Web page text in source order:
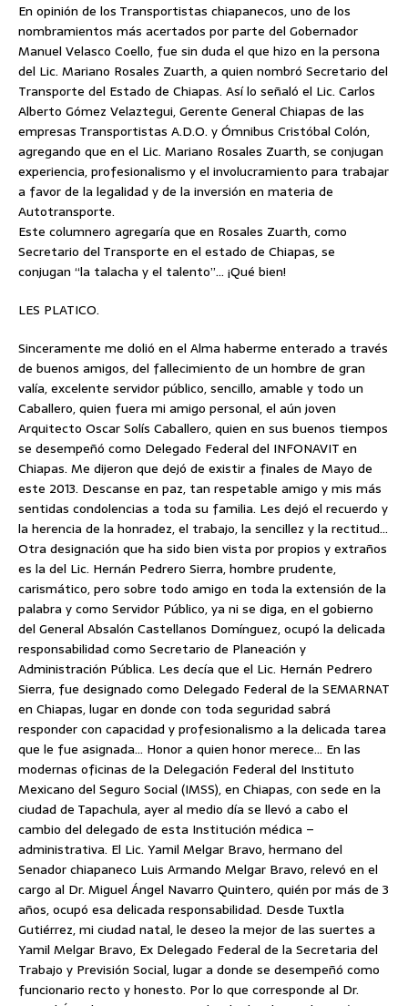
En opinión de los Transportistas chiapanecos, uno de los
nombramientos más acertados por parte del Gobernador
Manuel Velasco Coello, fue sin duda el que hizo en la persona
del Lic. Mariano Rosales Zuarth, a quien nombró Secretario del
Transporte del Estado de Chiapas. Así lo señaló el Lic. Carlos
Alberto Gómez Velaztegui, Gerente General Chiapas de las
empresas Transportistas A.D.O. y Ómnibus Cristóbal Colón,
agregando que en el Lic. Mariano Rosales Zuarth, se conjugan
experiencia, profesionalismo y el involucramiento para trabajar
a favor de la legalidad y de la inversión en materia de
Autotransporte.
Este columnero agregaría que en Rosales Zuarth, como
Secretario del Transporte en el estado de Chiapas, se
conjugan “la talacha y el talento”… ¡Qué bien!
LES PLATICO.
Sinceramente me dolió en el Alma haberme enterado a través
de buenos amigos, del fallecimiento de un hombre de gran
valía, excelente servidor público, sencillo, amable y todo un
Caballero, quien fuera mi amigo personal, el aún joven
Arquitecto Oscar Solís Caballero, quien en sus buenos tiempos
se desempeñó como Delegado Federal del INFONAVIT en
Chiapas. Me dijeron que dejó de existir a finales de Mayo de
este 2013. Descanse en paz, tan respetable amigo y mis más
sentidas condolencias a toda su familia. Les dejó el recuerdo y
la herencia de la honradez, el trabajo, la sencillez y la rectitud…
Otra designación que ha sido bien vista por propios y extraños
es la del Lic. Hernán Pedrero Sierra, hombre prudente,
carismático, pero sobre todo amigo en toda la extensión de la
palabra y como Servidor Público, ya ni se diga, en el gobierno
del General Absalón Castellanos Domínguez, ocupó la delicada
responsabilidad como Secretario de Planeación y
Administración Pública. Les decía que el Lic. Hernán Pedrero
Sierra, fue designado como Delegado Federal de la SEMARNAT
en Chiapas, lugar en donde con toda seguridad sabrá
responder con capacidad y profesionalismo a la delicada tarea
que le fue asignada… Honor a quien honor merece… En las
modernas oficinas de la Delegación Federal del Instituto
Mexicano del Seguro Social (IMSS), en Chiapas, con sede en la
ciudad de Tapachula, ayer al medio día se llevó a cabo el
cambio del delegado de esta Institución médica –
administrativa. El Lic. Yamil Melgar Bravo, hermano del
Senador chiapaneco Luis Armando Melgar Bravo, relevó en el
cargo al Dr. Miguel Ángel Navarro Quintero, quién por más de 3
años, ocupó esa delicada responsabilidad. Desde Tuxtla
Gutiérrez, mi ciudad natal, le deseo la mejor de las suertes a
Yamil Melgar Bravo, Ex Delegado Federal de la Secretaria del
Trabajo y Previsión Social, lugar a donde se desempeñó como
funcionario recto y honesto. Por lo que corresponde al Dr.